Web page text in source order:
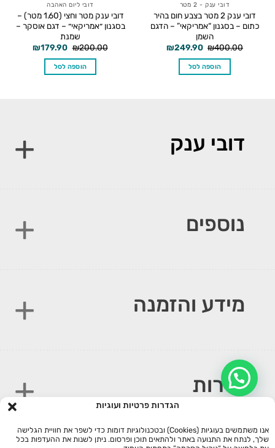
הגדרות פרטיות ועוגיות
אנו משתמשים בעוגיות (Cookies) ובטכנולוגיות דומות כדי לשפר את חוויית הגלישה
שלך, לנתח את התנועה באתר ולהתאים תוכן ופרסום. ניתן לשנות את ההעדפות בכל
דובי ענק - 2 מטר
דובי ענק 2 מטר בצבע חום בהיר
כתום – בסגנון “אמריקאי” – הדגם
השמן
₪400.00
המחיר
היה:
₪400.00.
₪249.90
המחיר
הוספה לסל
דובי ליום האהבה
דובי ענק מטר וחצי (1.60 מטר) –
בסגנון ״אמריקאי״ – דגם אוסקר –
שמנת
₪200.00
המחיר
היה:
₪200.00.
₪179.90
המחיר
הוספה לסל
דובי ענק
נוספים
מידע והזמנה
שירות